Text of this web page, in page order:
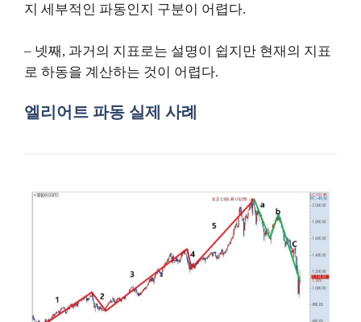
지 세부적인 파동인지 구분이 어렵다.
– 넷째, 과거의 지표로는 설명이 쉽지만 현재의 지표
로 하동을 계산하는 것이 어렵다.
엘리어트 파동 실제 사례